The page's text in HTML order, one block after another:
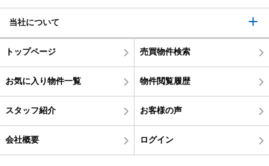
当社について
トップページ 売買物件検索
お気に入り物件一覧 物件閲覧履歴
スタッフ紹介 お客様の声
会社概要 ログイン